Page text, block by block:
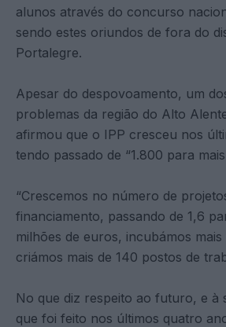
alunos através do concurso
sendo estes oriundos de fora do
Portalegre.
Apesar do despovoamento, um
problemas da região do Alto
afirmou que o IPP cresceu nos
tendo passado de “1.800 para
“Crescemos no número de
financiamento, passando de 1,6
milhões de euros, incubámos
criámos mais de 140 postos de
No que diz respeito ao futuro, e à
que foi feito nos últimos quatro